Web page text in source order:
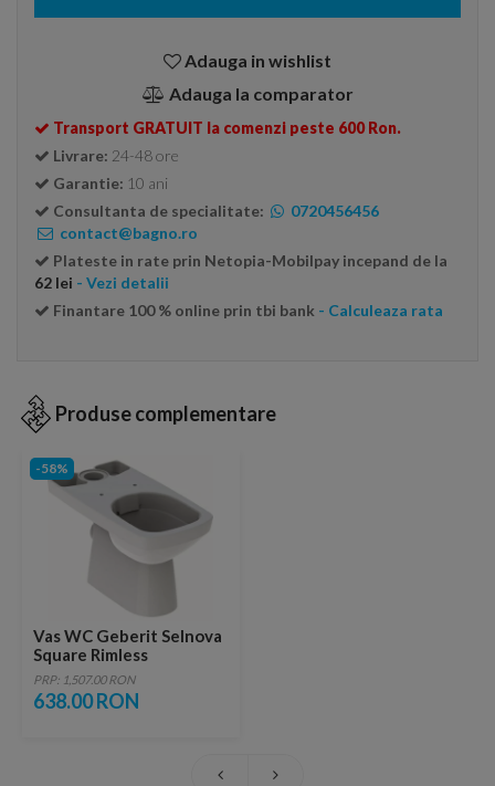
Adauga in wishlist
Adauga la comparator
Transport GRATUIT la comenzi peste 600 Ron.
Livrare: 24-48 ore
Garantie: 10 ani
Consultanta de specialitate:
0720456456
contact@bagno.ro
Plateste in rate prin Netopia-Mobilpay incepand de la
62 lei - Vezi detalii
Finantare 100 % online prin tbi bank - Calculeaza rata
Produse complementare
-58%
Vas WC Geberit Selnova
Square Rimless
68x35xH40 cm
PRP: 1,507.00 RON
638.00 RON